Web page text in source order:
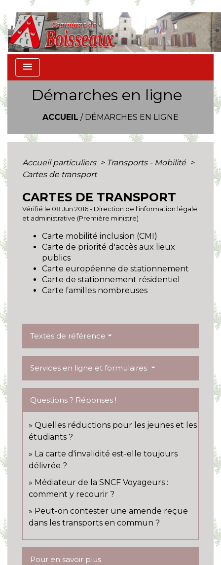
menu
Démarches en ligne
ACCUEIL / DÉMARCHES EN LIGNE
Accueil particuliers > Transports - Mobilité >
Cartes de transport
CARTES DE TRANSPORT
Vérifié le 08 Jun 2016 - Direction de l'information légale
et administrative (Première ministre)
Carte mobilité inclusion (CMI)
Carte de priorité d'accès aux lieux
publics
Carte européenne de stationnement
Carte de stationnement résidentiel
Carte familles nombreuses
Textes de référence
Services en ligne et formulaires
Questions ? Réponses !
Quelles réductions pour les jeunes et les
étudiants ?
La carte d'invalidité est-elle toujours
délivrée ?
Médiateur de la SNCF Voyageurs :
comment y recourir ?
Peut-on contester une amende reçue
dans les transports en commun ?
Pour en savoir plus